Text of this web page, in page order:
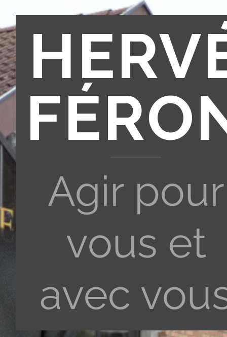
Agir pour
vous et
avec